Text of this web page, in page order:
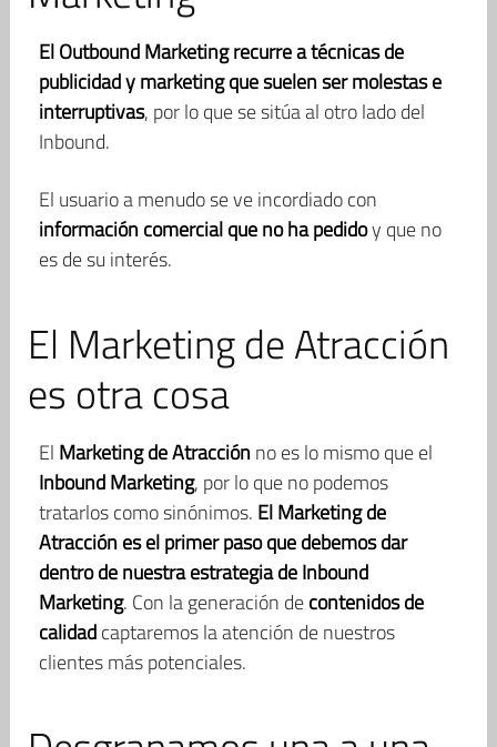
El Outbound Marketing recurre a técnicas de
publicidad y marketing que suelen ser molestas e
interruptivas, por lo que se sitúa al otro lado del
Inbound.
El usuario a menudo se ve incordiado con
información comercial que no ha pedidoy que no
es de su interés.
El Marketing de Atracción
es otra cosa
El Marketing de Atracciónno es lo mismo que el
Inbound Marketing, por lo que no podemos
tratarlos como sinónimos. El Marketing de
Atracción es el primer paso que debemos dar
dentro de nuestra estrategia de Inbound
Marketing. Con la generación decontenidos de
calidadcaptaremos la atención de nuestros
clientes más potenciales.